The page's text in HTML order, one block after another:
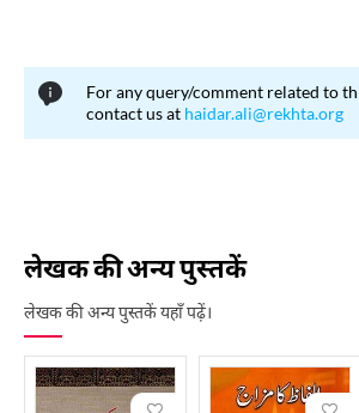
For any query/comment related to
contact us at haidar.ali@rekhta.org
लेखक की अन्य पुस्तकें
लेखक की अन्य पुस्तकें यहाँ पढ़ें।